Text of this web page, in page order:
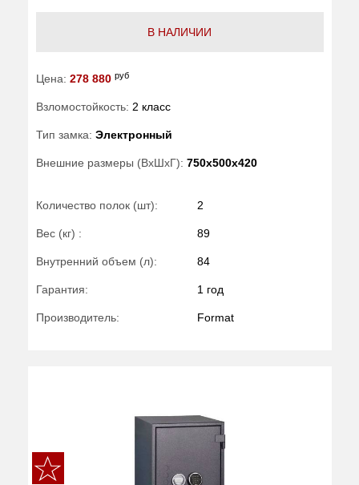
В НАЛИЧИИ
Цена: 278 880 руб
Взломостойкость: 2 класс
Тип замка: Электронный
Внешние размеры (ВхШхГ): 750x500x420
Количество полок (шт): 2
Вес (кг) : 89
Внутренний объем (л): 84
Гарантия: 1 год
Производитель: Format